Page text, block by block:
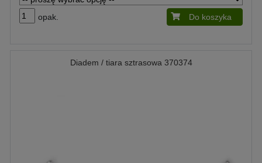
opak. Do koszyka
Diadem / tiara sztrasowa 370374